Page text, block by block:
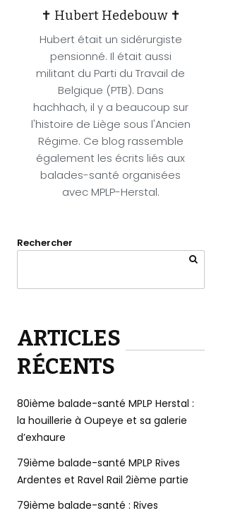
✝ Hubert Hedebouw ✝
Hubert était un sidérurgiste
pensionné. Il était aussi
militant du Parti du Travail de
Belgique (PTB). Dans
hachhach, il y a beaucoup sur
l'histoire de Liège sous l'Ancien
Régime. Ce blog rassemble
également les écrits liés aux
balades-santé organisées
avec MPLP-Herstal.
Rechercher
ARTICLES
RÉCENTS
80ième balade-santé MPLP Herstal :
la houillerie à Oupeye et sa galerie
d’exhaure
79ième balade-santé MPLP Rives
Ardentes et Ravel Rail 2ième partie
79ième balade-santé : Rives